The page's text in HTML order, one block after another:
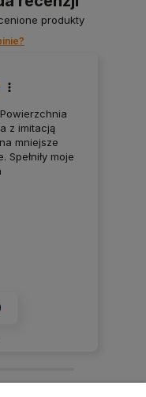
produkty
z imitacją
mniejsze
Spełniły moje